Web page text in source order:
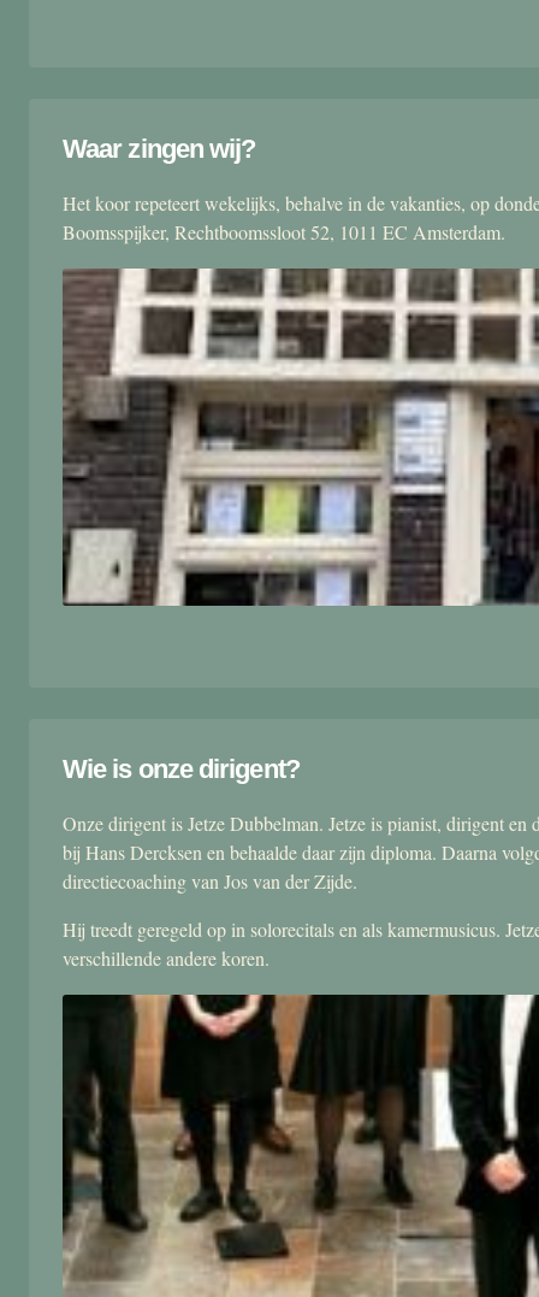
Waar zingen wij?
Het koor repeteert wekelijks, behalve in de vakanties, op
Boomsspijker, Rechtboomssloot 52, 1011 EC Amsterdam.
Wie is onze dirigent?
Onze dirigent is Jetze Dubbelman. Jetze is pianist, dirigent
bij Hans Dercksen en behaalde daar zijn diploma. Daarna
directiecoaching van Jos van der Zijde.
Hij treedt geregeld op in solorecitals en als kamermusicus.
verschillende andere koren.